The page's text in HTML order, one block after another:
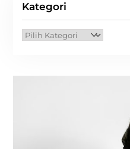
Kategori
Kategori